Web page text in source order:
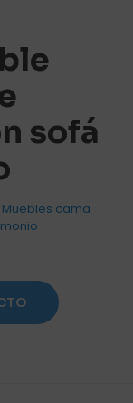
sofá
Muebles cama